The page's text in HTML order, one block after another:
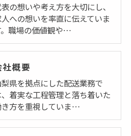
の想いや考え方を大切にし、
への想いを率直に伝えていま
。職場の価値観や…
社概要
県を拠点にした配送業務で
、着実な工程管理と落ち着いた
方を重視していま…